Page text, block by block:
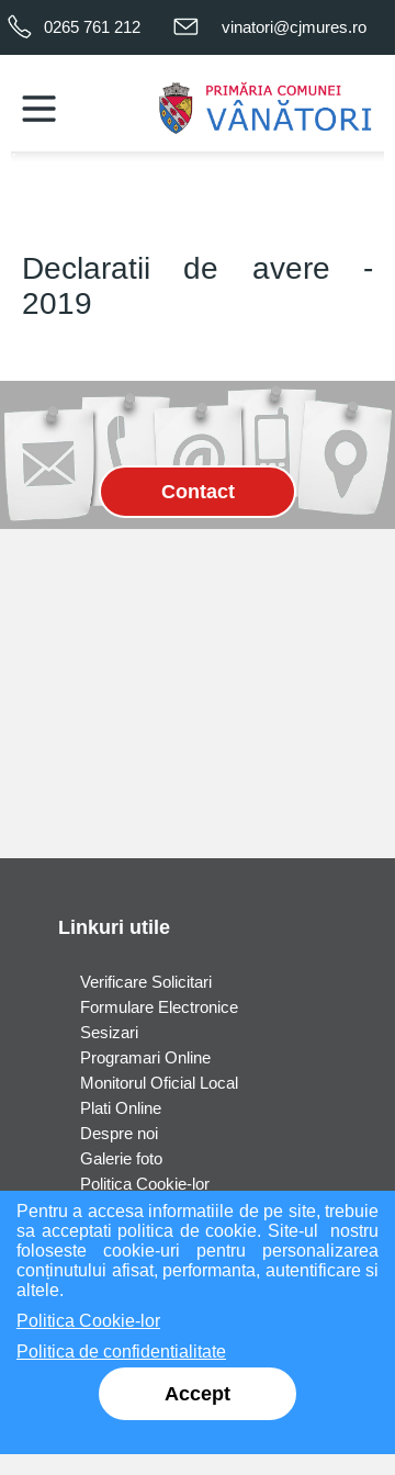
0265 761 212 vinatori@cjmures.ro
Declaratii de avere -
2019
Linkuri utile
Verificare Solicitari
Formulare Electronice
Sesizari
Programari Online
Monitorul Oficial Local
Plati Online
Despre noi
Galerie foto
Politica Cookie-lor
Politica de confidentialitate
ANPC
Socializare
Pentru a accesa informatiile de pe site, trebuie
sa acceptati politica de cookie. Site-ul nostru
foloseste cookie-uri pentru personalizarea
conținutului afisat, performanta, autentificare si
altele.
Politica Cookie-lor
Politica de confidentialitate